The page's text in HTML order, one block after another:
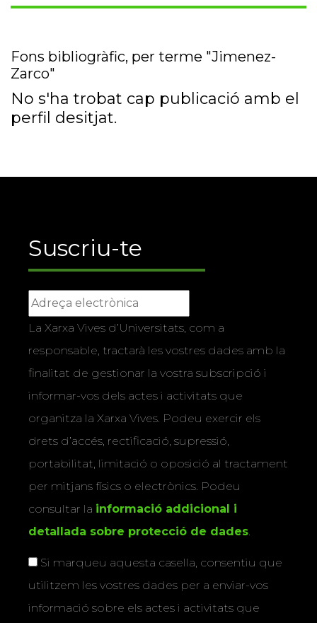
Fons bibliogràfic, per terme "Jimenez-
Zarco"
No s'ha trobat cap publicació amb el
perfil desitjat.
Suscriu-te
La Xarxa Vives d’Universitats, com a
responsable, tractarà les vostres dades amb la
finalitat de gestionar la vostra subscripció i
informar-vos dels actes i activitats que
organitza la Xarxa Vives. Podeu exercir els
drets d’accés, rectificació, supressió,
portabilitat, limitació o oposició al tractament
per mitjans físics o electrònics. Podeu
consultar la informació addicional i
detallada sobre protecció de dades.
Si marqueu aquesta casella, consentiu que
utilitzem les vostres dades per a enviar-vos
informació sobre els actes i activitats que